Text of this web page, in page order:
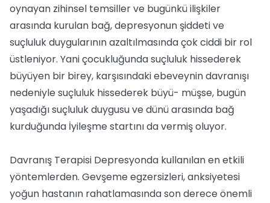
oynayan zihinsel temsiller ve bugünkü ilişkiler
arasında kurulan bağ, depresyonun şiddeti ve
suçluluk duygularının azaltılmasında çok ciddi bir rol
üstleniyor. Yani çocukluğunda suçluluk hissederek
büyüyen bir birey, karşısındaki ebeveynin davranışı
nedeniyle suçluluk hissederek büyü- müşse, bugün
yaşadığı suçluluk duygusu ve dünü arasında bağ
kurduğunda İyileşme startını da vermiş oluyor.
Davranış Terapisi Depresyonda kullanılan en etkili
yöntemlerden. Gevşeme egzersizleri, anksiyetesi
yoğun hastanın rahatlamasında son derece önemli